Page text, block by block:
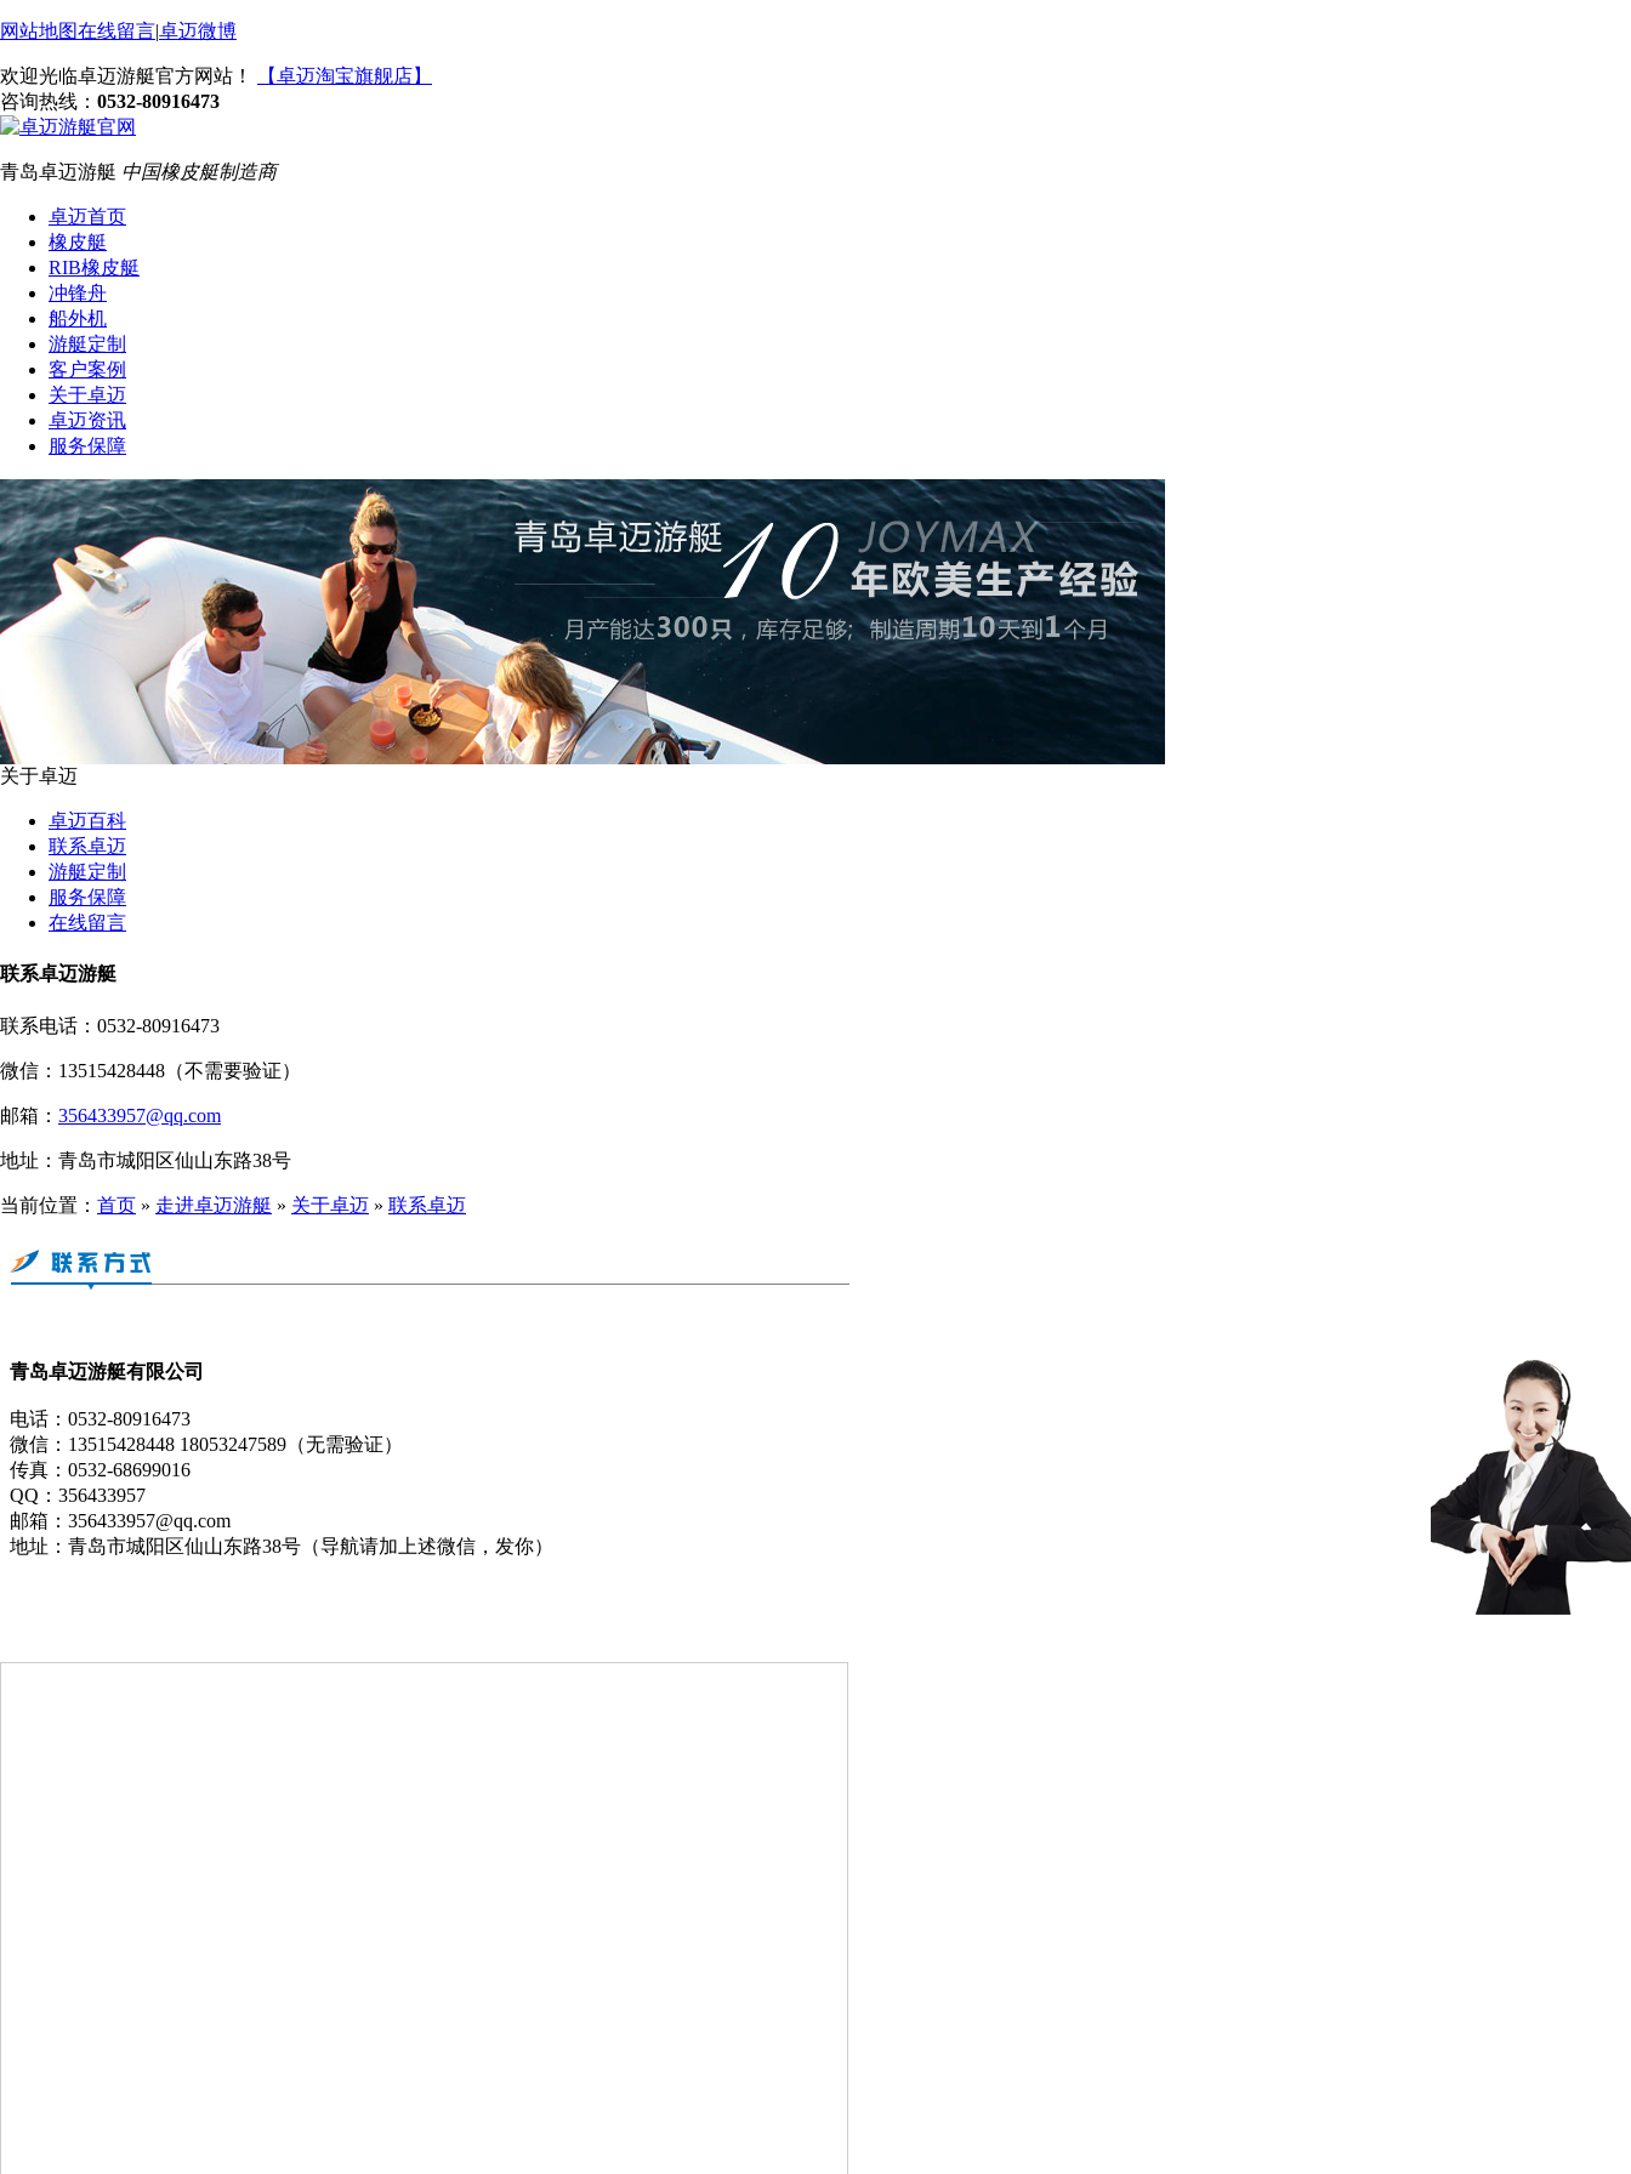
网站地图在线留言|卓迈微博
欢迎光临卓迈游艇官方网站！
【卓迈淘宝旗舰店】
咨询热线： 0532-80916473
青岛卓迈游艇 中国橡皮艇制造商
卓迈首页
橡皮艇
RIB橡皮艇
冲锋舟
船外机
游艇定制
客户案例
关于卓迈
卓迈资讯
服务保障
关于卓迈
卓迈百科
联系卓迈
游艇定制
服务保障
在线留言
联系卓迈游艇
联系电话： 0532-80916473
微信：13515428448（不需要验证）
邮箱： 356433957@qq.com
地址：青岛市城阳区仙山东路38号
当前位置： 首页 » 走进卓迈游艇 » 关于卓迈 » 联系卓迈
青岛卓迈游艇有限公司
电话：0532-80916473
微信：13515428448 18053247589（无需验证）
传真：0532-68699016
QQ：356433957
邮箱：356433957@qq.com
地址：青岛市城阳区仙山东路38号（导航请加上述微信，发你）